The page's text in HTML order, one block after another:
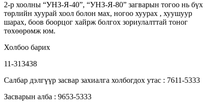
2-р хоолны “УНЗ-Я-40”, “УНЗ-Я-80” загварын тогоо нь бүх
төрлийн хуурай хоол болон мах, ногоо хуурах , хуушуур
шарах, боов боорцог хайрж болгох зориулалттай тоног
төхөөрөмж юм.
Холбоо барих
11-313438
Салбар дэлгүүр засвар захиалга холбогдох утас : 7611-5333
Засварын алба : 9653-5333